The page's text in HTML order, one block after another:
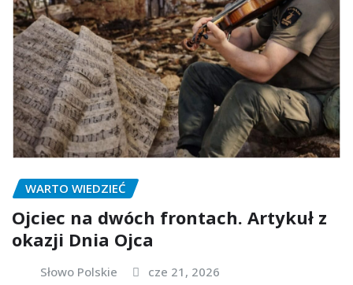
WARTO WIEDZIEĆ
Ojciec na dwóch frontach. Artykuł z
okazji Dnia Ojca
Słowo Polskie cze 21, 2026